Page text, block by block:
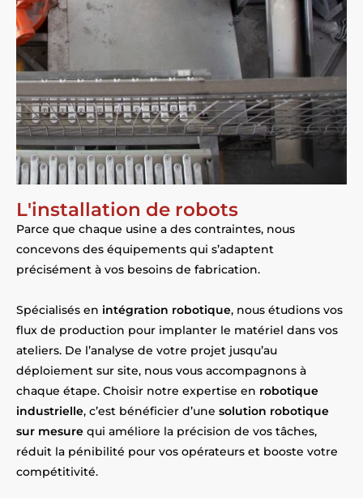
L'installation de robots
Parce que chaque usine a des contraintes, nous
concevons des équipements qui s’adaptent
précisément à vos besoins de fabrication.
Spécialisés en intégration robotique, nous étudions vos
flux de production pour implanter le matériel dans vos
ateliers. De l’analyse de votre projet jusqu’au
déploiement sur site, nous vous accompagnons à
chaque étape. Choisir notre expertise en robotique
industrielle, c’est bénéficier d’une solution robotique
sur mesure qui améliore la précision de vos tâches,
réduit la pénibilité pour vos opérateurs et booste votre
compétitivité.